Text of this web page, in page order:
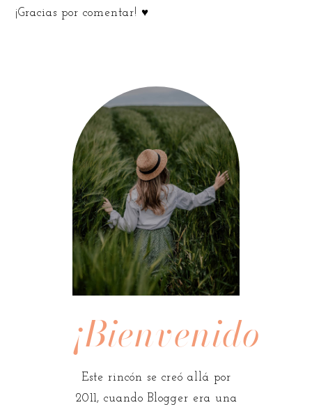
¡Gracias por comentar! ♥
¡Bienvenidos!
Este rincón se creó allá por
2011, cuando Blogger era una